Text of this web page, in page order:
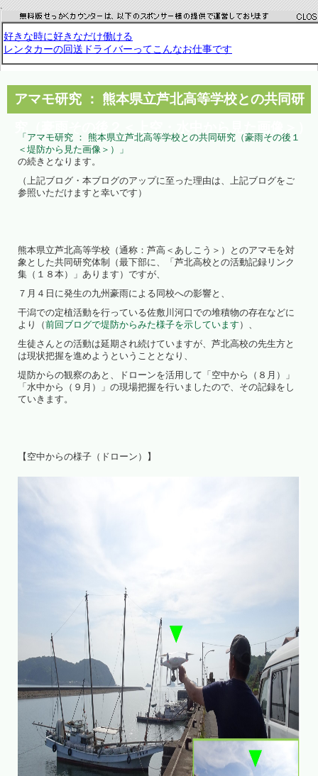
.
アマモ研究 ： 熊本県立芦北高等学校との共同研
「アマモ研究 ： 熊本県立芦北高等学校との共同研究（豪雨その後１
＜堤防から見た画像＞）」
の続きとなります。
（上記ブログ・本ブログのアップに至った理由は、上記ブログをご
参照いただけますと幸いです）
熊本県立芦北高等学校（通称：芦高＜あしこう＞）とのアマモを対
象とした共同研究体制（最下部に、「芦北高校との活動記録リンク
集（１８本）」あります）ですが、
７月４日に発生の九州豪雨による同校への影響と、
干潟での定植活動を行っている佐敷川河口での堆積物の存在などに
より（前回ブログで堤防からみた様子を示しています ）、
生徒さんとの活動は延期され続けていますが、芦北高校の先生方と
は現状把握を進めようということとなり、
堤防からの観察のあと、ドローンを活用して「空中から（８月）」
「水中から（９月）」の現場把握を行いましたので、その記録をし
ていきます。
【空中からの様子（ドローン）】